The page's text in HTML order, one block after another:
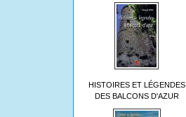
HISTOIRES ET LÉGENDES
DES BALCONS D'AZUR